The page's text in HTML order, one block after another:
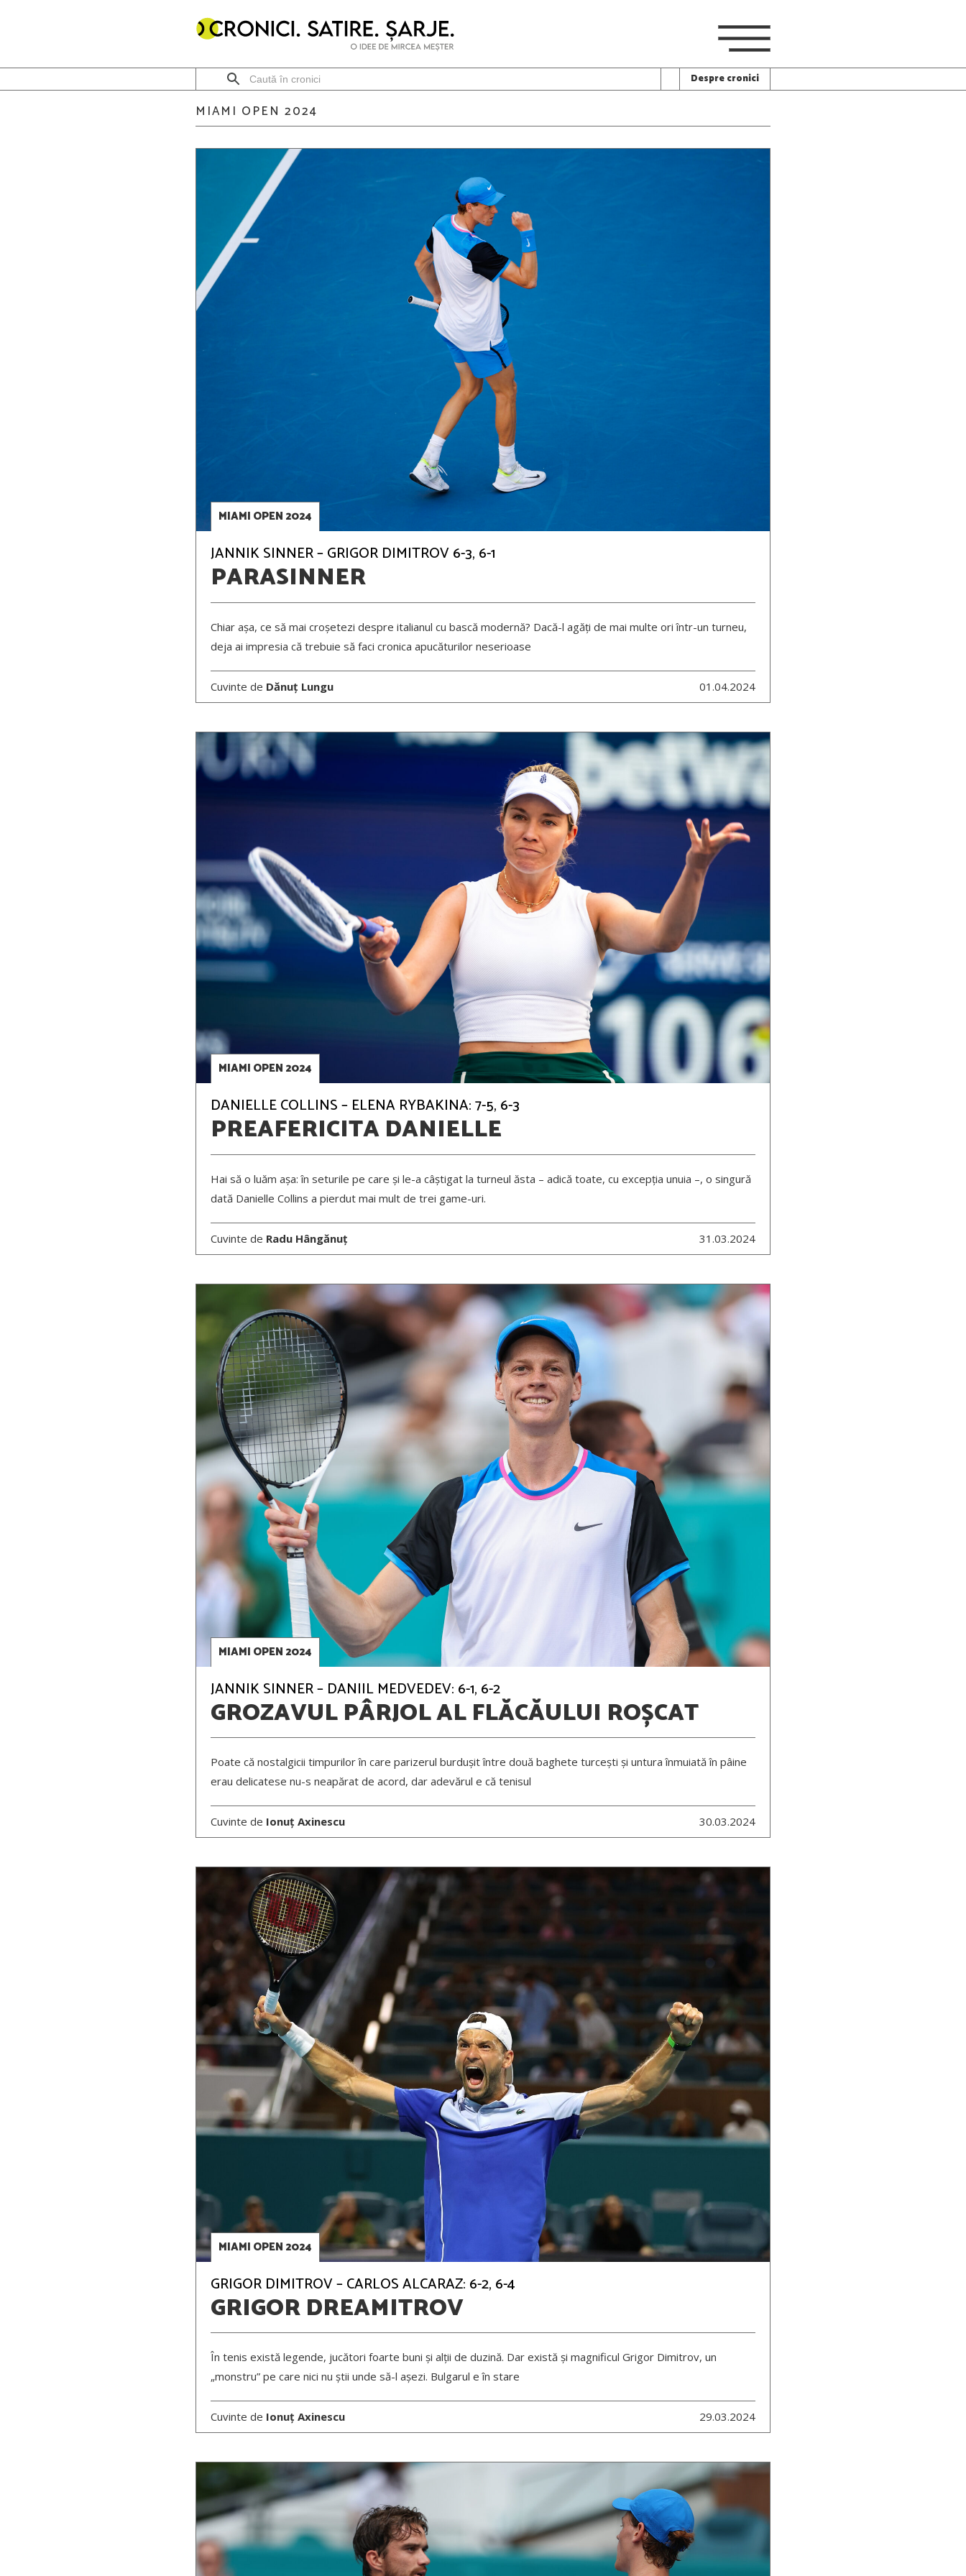
Despre cronici
MIAMI OPEN 2024
MIAMI OPEN 2024
JANNIK SINNER – GRIGOR DIMITROV 6-3, 6-1
PARASINNER
Chiar așa, ce să mai croșetezi despre italianul cu bască modernă? Dacă-l agăți de mai multe ori într-un turneu,
deja ai impresia că trebuie să faci cronica apucăturilor neserioase
Cuvinte de Dănuț Lungu 01.04.2024
MIAMI OPEN 2024
DANIELLE COLLINS – ELENA RYBAKINA: 7-5, 6-3
PREAFERICITA DANIELLE
Hai să o luăm așa: în seturile pe care și le-a câștigat la turneul ăsta – adică toate, cu excepția unuia –, o singură
dată Danielle Collins a pierdut mai mult de trei game-uri.
Cuvinte de Radu Hângănuț 31.03.2024
MIAMI OPEN 2024
JANNIK SINNER – DANIIL MEDVEDEV: 6-1, 6-2
GROZAVUL PÂRJOL AL FLĂCĂULUI ROȘCAT
Poate că nostalgicii timpurilor în care parizerul burdușit între două baghete turcești și untura înmuiată în pâine
erau delicatese nu-s neapărat de acord, dar adevărul e că tenisul
Cuvinte de Ionuț Axinescu 30.03.2024
MIAMI OPEN 2024
GRIGOR DIMITROV – CARLOS ALCARAZ: 6-2, 6-4
GRIGOR DREAMITROV
În tenis există legende, jucători foarte buni și alții de duzină. Dar există și magnificul Grigor Dimitrov, un
„monstru” pe care nici nu știi unde să-l așezi. Bulgarul e în stare
Cuvinte de Ionuț Axinescu 29.03.2024